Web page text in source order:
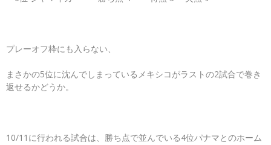
プレーオフ枠にも入らない、
まさかの5位に沈んでしまっているメキシコがラストの2試合で巻き
返せるかどうか。
10/11に行われる試合は、勝ち点で並んでいる4位パナマとのホーム